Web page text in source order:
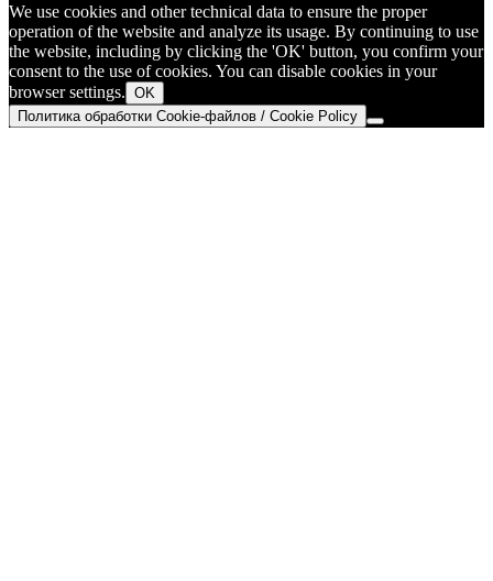
We use cookies and other technical data to ensure the proper
operation of the website and analyze its usage. By continuing to use
the website, including by clicking the 'OK' button, you confirm your
consent to the use of cookies. You can disable cookies in your
browser settings. OK
Политика обработки Cookie-файлов / Cookie Policy